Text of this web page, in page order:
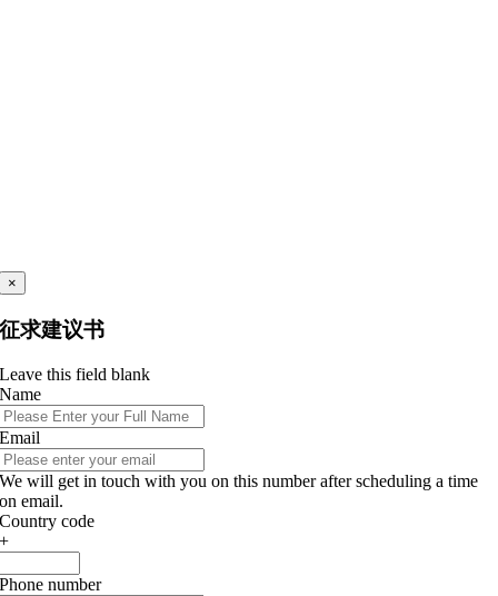
×
征求建议书
Leave this field blank
Name
Email
We will get in touch with you on this number after scheduling a time
on email.
Country code
+
Phone number